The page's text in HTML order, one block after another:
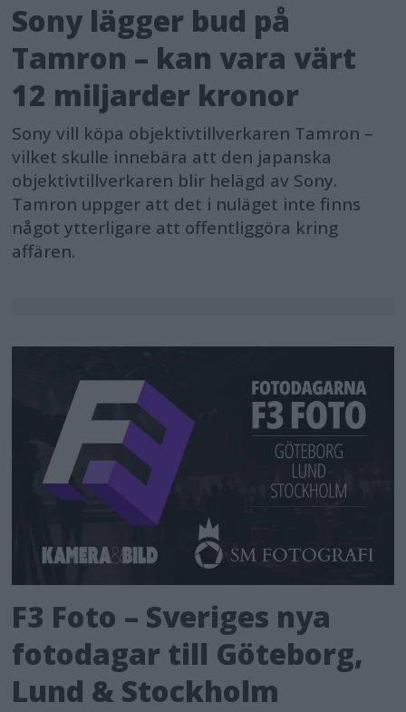
Sony lägger bud på
Tamron – kan vara värt
12 miljarder kronor
Sony vill köpa objektivtillverkaren Tamron –
vilket skulle innebära att den japanska
objektivtillverkaren blir helägd av Sony.
Tamron uppger att det i nuläget inte finns
något ytterligare att offentliggöra kring
affären.
F3 Foto – Sveriges nya
fotodagar till Göteborg,
Lund & Stockholm